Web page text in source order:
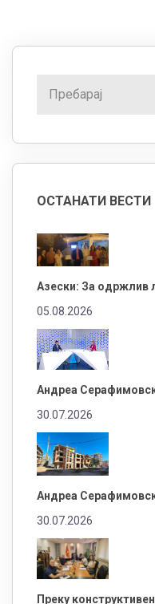
ОСТАНАТИ ВЕСТИ
Азески: За одржлив
05.08.2026
Андреа
30.07.2026
Андреа
30.07.2026
Преку